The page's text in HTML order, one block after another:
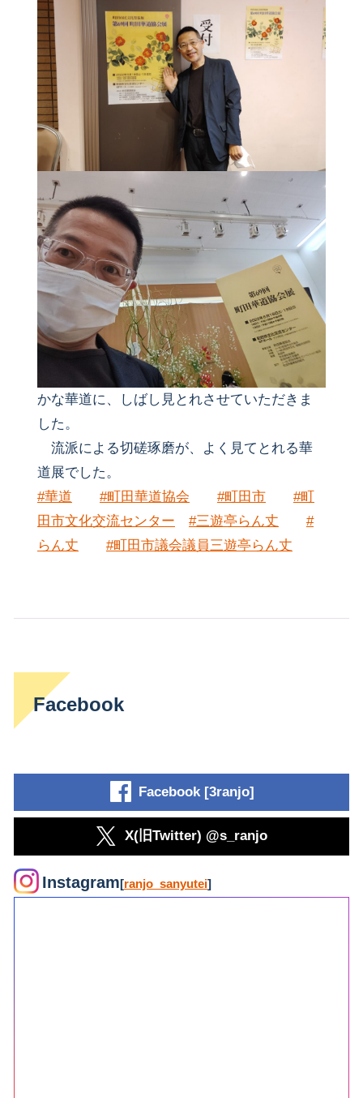
かな華道に、しばし見とれさせていただきま
した。
流派による切磋琢磨が、よく見てとれる華
道展でした。
#華道
#町田華道協会 #町田市
#町
田市文化交流センター
#三遊亭らん丈
#
らん丈
#町田市議会議員三遊亭らん丈
Facebook
Facebook [3ranjo]
X(旧Twitter) @s_ranjo
Instagram[ranjo_sanyutei]